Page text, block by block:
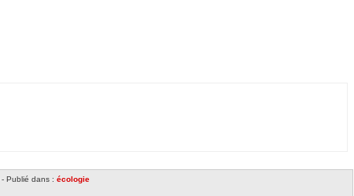
- Publié dans : écologie